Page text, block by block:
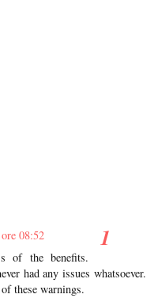
08:52
of the benefits.
had any issues whatsoever.
these warnings.